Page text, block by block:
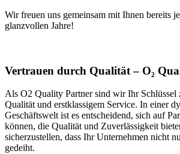
Wir freuen uns gemeinsam mit Ihnen bereits
glanzvollen Jahre!
Vertrauen durch Qualität – O₂
Als O2 Quality Partner sind wir Ihr Schlüssel
Qualität und erstklassigem Service. In einer
Geschäftswelt ist es entscheidend, sich auf
können, die Qualität und Zuverlässigkeit
sicherzustellen, dass Ihr Unternehmen nicht
gedeiht.